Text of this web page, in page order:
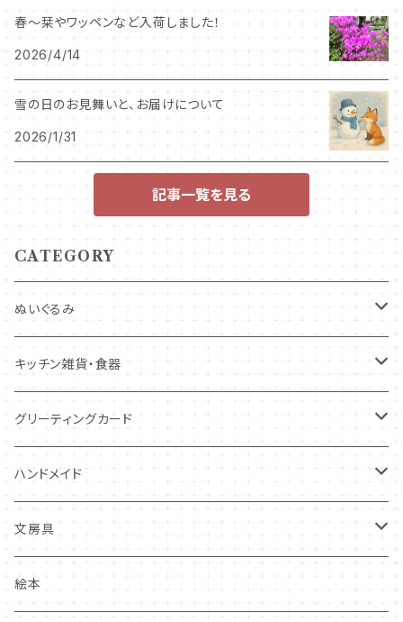
春～栞やワッペンなど入荷しました！
2026/4/14
雪の日のお見舞いと、お届けについて
2026/1/31
記事一覧を見る
CATEGORY
ぬいぐるみ
キツネ
犬
その他
キッチン雑貨・食器
コースター・布製品
食器
その他
グリーティングカード
バースデーカード
多目的カード
クリスマス・冬の季節
ハンドメイド
ニードルフエルト
ワッペン
文房具
ノート・メモ・付箋
絵本